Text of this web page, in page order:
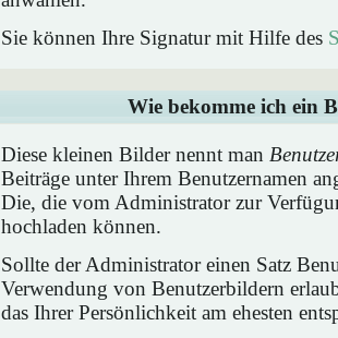
Sie können Ihre Signatur mit Hilfe des
Wie bekomme ich ein
Diese kleinen Bilder nennt man
Beiträge unter Ihrem Benutzernamen
Die, die vom Administrator zur
hochladen können.
Sollte der Administrator einen Satz
Verwendung von Benutzerbildern
das Ihrer Persönlichkeit am ehesten